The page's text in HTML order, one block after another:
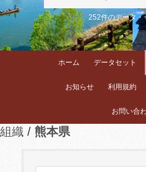
252件のデータ・
ホーム データセット
お知らせ 利用規約
お問い合
組織 熊本県